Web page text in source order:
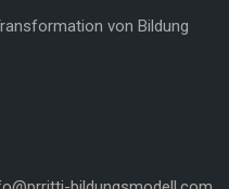
von Bildung